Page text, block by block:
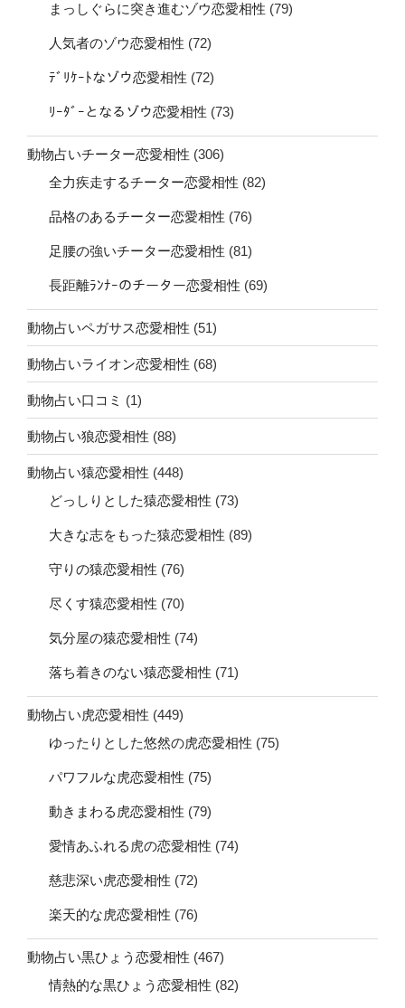
まっしぐらに突き進むゾウ恋愛相性 (79)
人気者のゾウ恋愛相性 (72)
ﾃﾞﾘｹｰﾄなゾウ恋愛相性 (72)
ﾘｰﾀﾞｰとなるゾウ恋愛相性 (73)
動物占いチーター恋愛相性 (306)
全力疾走するチーター恋愛相性 (82)
品格のあるチーター恋愛相性 (76)
足腰の強いチーター恋愛相性 (81)
長距離ﾗﾝﾅｰのチーター恋愛相性 (69)
動物占いペガサス恋愛相性 (51)
動物占いライオン恋愛相性 (68)
動物占い口コミ (1)
動物占い狼恋愛相性 (88)
動物占い猿恋愛相性 (448)
どっしりとした猿恋愛相性 (73)
大きな志をもった猿恋愛相性 (89)
守りの猿恋愛相性 (76)
尽くす猿恋愛相性 (70)
気分屋の猿恋愛相性 (74)
落ち着きのない猿恋愛相性 (71)
動物占い虎恋愛相性 (449)
ゆったりとした悠然の虎恋愛相性 (75)
パワフルな虎恋愛相性 (75)
動きまわる虎恋愛相性 (79)
愛情あふれる虎の恋愛相性 (74)
慈悲深い虎恋愛相性 (72)
楽天的な虎恋愛相性 (76)
動物占い黒ひょう恋愛相性 (467)
情熱的な黒ひょう恋愛相性 (82)